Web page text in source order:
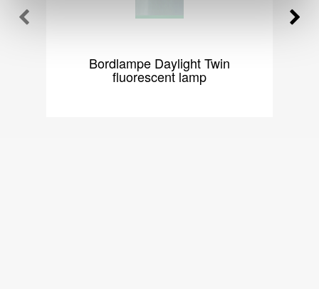
Bordlampe Daylight Twin
fluorescent lamp